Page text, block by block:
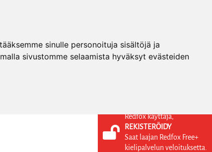
sinulle personoituja sisältöjä ja
sivustomme selaamista hyväksyt evästeiden
KIRJAUDU SISÄÄN
REKISTERÖIDY
FI
Redfox käyttäjä,
REKISTERÖIDY
Saat laajan Redfox Free+
kielipalvelun veloituksetta.